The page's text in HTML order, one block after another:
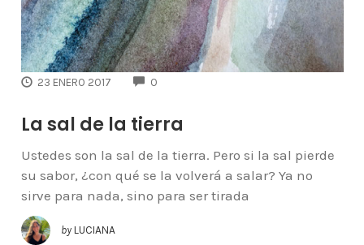
23 ENERO 2017 0
La sal de la tierra
Ustedes son la sal de la tierra. Pero si la sal pierde
su sabor, ¿con qué se la volverá a salar? Ya no
sirve para nada, sino para ser tirada
by LUCIANA